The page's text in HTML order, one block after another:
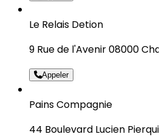
Le Relais Detion
9 Rue de l'Avenir 08000
Appeler
Pains Compagnie
44 Boulevard Lucien